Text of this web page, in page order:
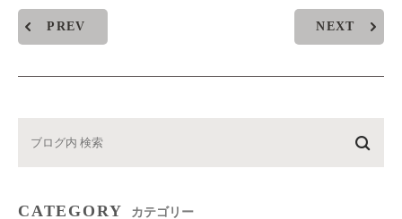
PREV NEXT
CATEGORY カテゴリー